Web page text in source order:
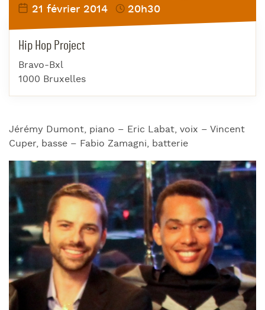
Jérémy Dumont, piano – Eric Labat, voix – Vincent
Cuper, basse – Fabio Zamagni, batterie
21 février 2014 20h30
Hip Hop Project
Bravo-Bxl
1000 Bruxelles